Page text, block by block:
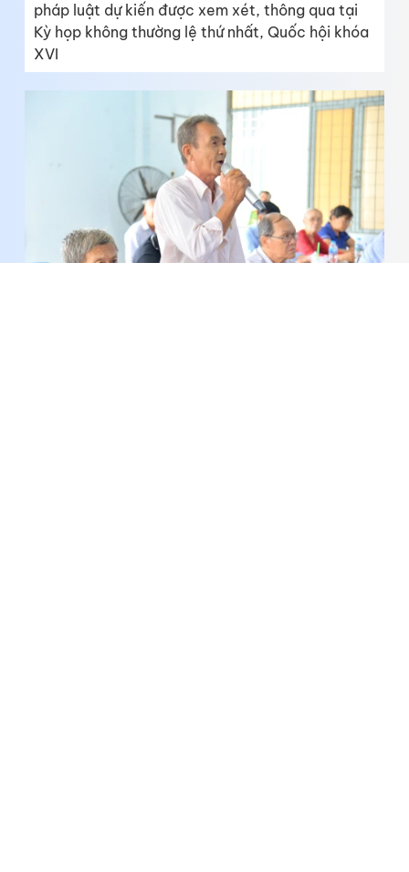
pháp luật dự kiến được xem xét, thông qua tại
Kỳ họp không thường lệ thứ nhất, Quốc hội khóa
XVI